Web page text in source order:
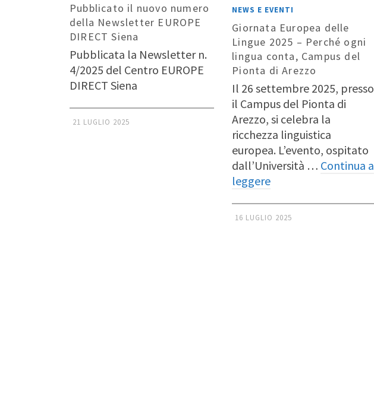
Pubblicato il nuovo numero
della Newsletter EUROPE
DIRECT Siena
Pubblicata la Newsletter n.
4/2025 del Centro EUROPE
DIRECT Siena
21 LUGLIO 2025
NEWS E EVENTI
Giornata Europea delle
Lingue 2025 – Perché ogni
lingua conta, Campus del
Pionta di Arezzo
Il 26 settembre 2025, presso
il Campus del Pionta di
Arezzo, si celebra la
ricchezza linguistica
europea. L’evento, ospitato
dall’Università … Continua a
leggere
16 LUGLIO 2025